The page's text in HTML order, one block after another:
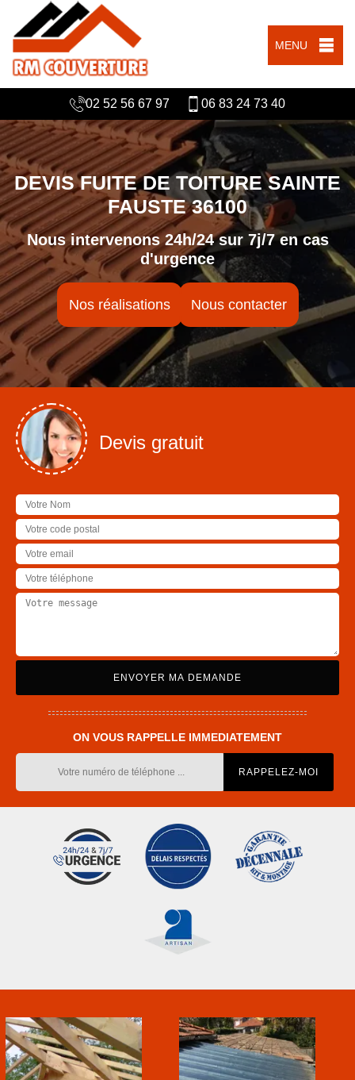
MENU
02 52 56 67 97 06 83 24 73 40
DEVIS FUITE DE TOITURE SAINTE
FAUSTE 36100
Nous intervenons 24h/24 sur 7j/7 en cas
d'urgence
Nos réalisations Nous contacter
Devis gratuit
ON VOUS RAPPELLE IMMEDIATEMENT